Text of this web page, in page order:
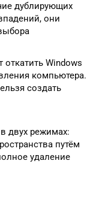
дублирующих
они
Windows
компьютера.
создать
двух режимах:
путём
удаление